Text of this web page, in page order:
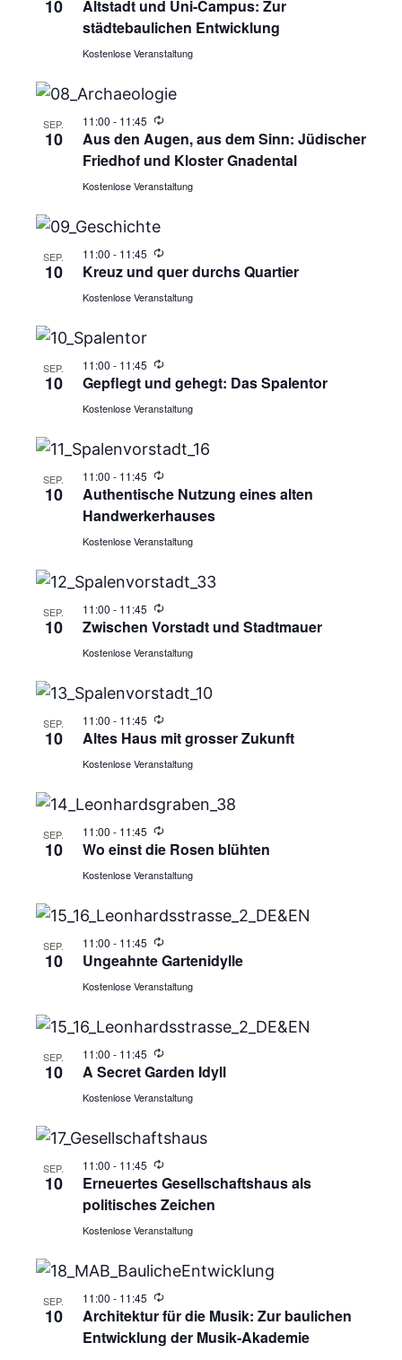
10
Altstadt und Uni-Campus: Zur
städtebaulichen Entwicklung
Kostenlose Veranstaltung
SEP.
10
11:00 - 11:45
Aus den Augen, aus dem Sinn: Jüdischer
Friedhof und Kloster Gnadental
Kostenlose Veranstaltung
SEP.
10
11:00 - 11:45
Kreuz und quer durchs Quartier
Kostenlose Veranstaltung
SEP.
10
11:00 - 11:45
Gepflegt und gehegt: Das Spalentor
Kostenlose Veranstaltung
SEP.
10
11:00 - 11:45
Authentische Nutzung eines alten
Handwerkerhauses
Kostenlose Veranstaltung
SEP.
10
11:00 - 11:45
Zwischen Vorstadt und Stadtmauer
Kostenlose Veranstaltung
SEP.
10
11:00 - 11:45
Altes Haus mit grosser Zukunft
Kostenlose Veranstaltung
SEP.
10
11:00 - 11:45
Wo einst die Rosen blühten
Kostenlose Veranstaltung
SEP.
10
11:00 - 11:45
Ungeahnte Gartenidylle
Kostenlose Veranstaltung
SEP.
10
11:00 - 11:45
A Secret Garden Idyll
Kostenlose Veranstaltung
SEP.
10
11:00 - 11:45
Erneuertes Gesellschaftshaus als
politisches Zeichen
Kostenlose Veranstaltung
SEP.
10
11:00 - 11:45
Architektur für die Musik: Zur baulichen
Entwicklung der Musik-Akademie